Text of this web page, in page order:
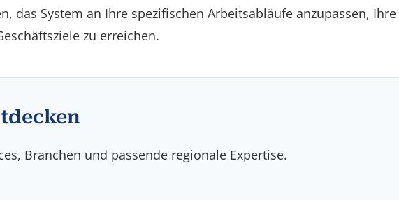
das System an Ihre spezifischen Arbeitsabläufe anzupassen, Ihre
zu erreichen.
Branchen und passende regionale Expertise.